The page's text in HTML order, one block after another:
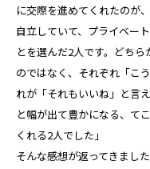
に交際を進めてくれたのが
自立していて、プライベー
とを選んだ2人です。どち
のではなく、それぞれ「こ
れが「それもいいね」と言
と幅が出て豊かになる、て
くれる2人でした」
そんな感想が返ってきました